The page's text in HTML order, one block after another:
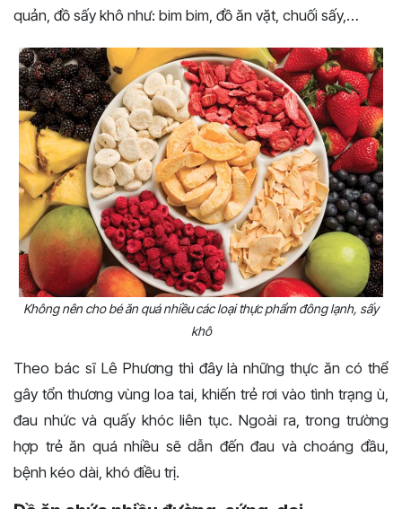
quản, đồ sấy khô như: bim bim, đồ ăn vặt, chuối sấy,…
Không nên cho bé ăn quá nhiều các loại thực phẩm đông lạnh, sấy
khô
Theo bác sĩ Lê Phương thì đây là những thực ăn có thể
gây tổn thương vùng loa tai, khiến trẻ rơi vào tình trạng ù,
đau nhức và quấy khóc liên tục. Ngoài ra, trong trường
hợp trẻ ăn quá nhiều sẽ dẫn đến đau và choáng đầu,
bệnh kéo dài, khó điều trị.